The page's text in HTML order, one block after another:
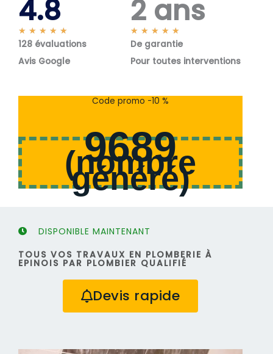
4.8
★ ★ ★ ★ ★
o
s
128 évaluations
Avis Google
2 ans
★ ★ ★ ★ ★
o
s
De garantie
Pour toutes interventions
Code promo -10 %
9689
(nombre
généré)
DISPONIBLE MAINTENANT
TOUS VOS TRAVAUX EN PLOMBERIE À
EPINOIS PAR PLOMBIER QUALIFIÉ
Devis rapide